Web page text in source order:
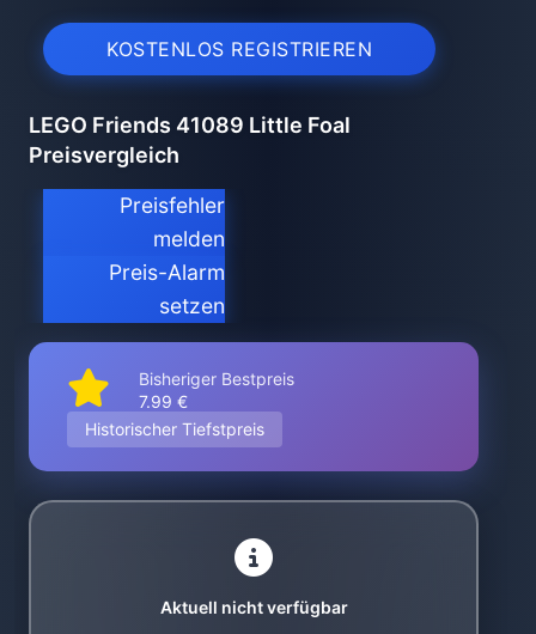
KOSTENLOS REGISTRIEREN
LEGO Friends 41089 Little Foal
Preisvergleich
Preisfehler
melden
Preis-Alarm
setzen
Bisheriger Bestpreis
7.99 €
Historischer Tiefstpreis
Aktuell nicht verfügbar